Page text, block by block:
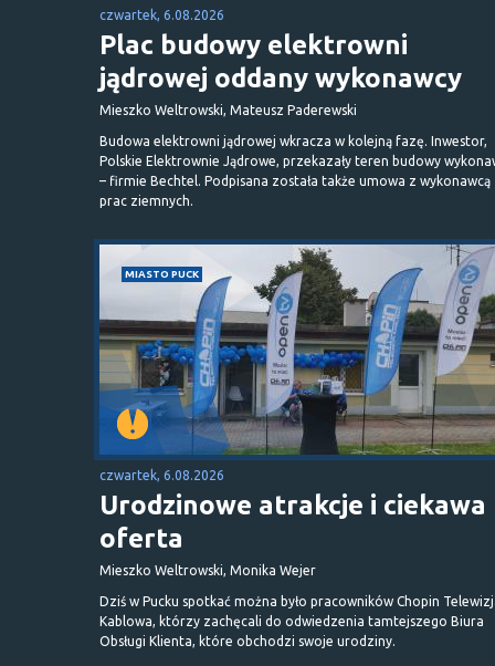
czwartek, 6.08.2026
Plac budowy elektrowni
jądrowej oddany wykonawcy
Mieszko Weltrowski, Mateusz Paderewski
Budowa elektrowni jądrowej wkracza w kolejną fazę. Inwestor,
Polskie Elektrownie Jądrowe, przekazały teren budowy
– firmie Bechtel. Podpisana została także umowa z wykonawcą
prac ziemnych.
MIASTO PUCK
czwartek, 6.08.2026
Urodzinowe atrakcje i ciekawa
oferta
Mieszko Weltrowski, Monika Wejer
Dziś w Pucku spotkać można było pracowników Chopin
Kablowa, którzy zachęcali do odwiedzenia tamtejszego Biura
Obsługi Klienta, które obchodzi swoje urodziny.